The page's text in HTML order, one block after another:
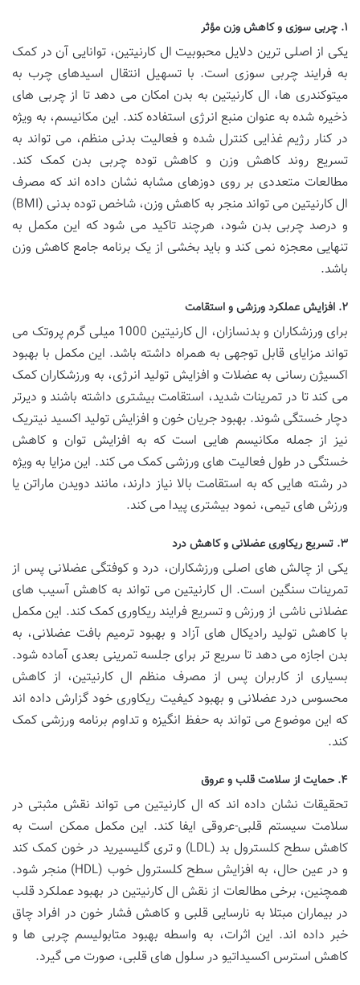
۱. چربی سوزی و کاهش وزن مؤثر
یکی از اصلی ترین دلایل محبوبیت ال کارنیتین، توانایی آن در کمک
به فرایند چربی سوزی است. با تسهیل انتقال اسیدهای چرب به
میتوکندری ها، ال کارنیتین به بدن امکان می دهد تا از چربی های
ذخیره شده به عنوان منبع انرژی استفاده کند. این مکانیسم، به ویژه
در کنار رژیم غذایی کنترل شده و فعالیت بدنی منظم، می تواند به
تسریع روند کاهش وزن و کاهش توده چربی بدن کمک کند.
مطالعات متعددی بر روی دوزهای مشابه نشان داده اند که مصرف
ال کارنیتین می تواند منجر به کاهش وزن، شاخص توده بدنی (BMI)
و درصد چربی بدن شود، هرچند تاکید می شود که این مکمل به
تنهایی معجزه نمی کند و باید بخشی از یک برنامه جامع کاهش وزن
باشد.
۲. افزایش عملکرد ورزشی و استقامت
برای ورزشکاران و بدنسازان، ال کارنیتین 1000 میلی گرم پروتک می
تواند مزایای قابل توجهی به همراه داشته باشد. این مکمل با بهبود
اکسیژن رسانی به عضلات و افزایش تولید انرژی، به ورزشکاران کمک
می کند تا در تمرینات شدید، استقامت بیشتری داشته باشند و دیرتر
دچار خستگی شوند. بهبود جریان خون و افزایش تولید اکسید نیتریک
نیز از جمله مکانیسم هایی است که به افزایش توان و کاهش
خستگی در طول فعالیت های ورزشی کمک می کند. این مزایا به ویژه
در رشته هایی که به استقامت بالا نیاز دارند، مانند دویدن ماراتن یا
ورزش های تیمی، نمود بیشتری پیدا می کند.
۳. تسریع ریکاوری عضلانی و کاهش درد
یکی از چالش های اصلی ورزشکاران، درد و کوفتگی عضلانی پس از
تمرینات سنگین است. ال کارنیتین می تواند به کاهش آسیب های
عضلانی ناشی از ورزش و تسریع فرایند ریکاوری کمک کند. این مکمل
با کاهش تولید رادیکال های آزاد و بهبود ترمیم بافت عضلانی، به
بدن اجازه می دهد تا سریع تر برای جلسه تمرینی بعدی آماده شود.
بسیاری از کاربران پس از مصرف منظم ال کارنیتین، از کاهش
محسوس درد عضلانی و بهبود کیفیت ریکاوری خود گزارش داده اند
که این موضوع می تواند به حفظ انگیزه و تداوم برنامه ورزشی کمک
کند.
۴. حمایت از سلامت قلب و عروق
تحقیقات نشان داده اند که ال کارنیتین می تواند نقش مثبتی در
سلامت سیستم قلبی-عروقی ایفا کند. این مکمل ممکن است به
کاهش سطح کلسترول بد (LDL) و تری گلیسیرید در خون کمک کند
و در عین حال، به افزایش سطح کلسترول خوب (HDL) منجر شود.
همچنین، برخی مطالعات از نقش ال کارنیتین در بهبود عملکرد قلب
در بیماران مبتلا به نارسایی قلبی و کاهش فشار خون در افراد چاق
خبر داده اند. این اثرات، به واسطه بهبود متابولیسم چربی ها و
کاهش استرس اکسیداتیو در سلول های قلبی، صورت می گیرد.